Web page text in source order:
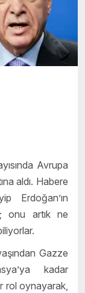
Avrupa
aldı. Habere
Erdoğan’ın
onu artık ne
Gazze
kadar
rol oynayarak,